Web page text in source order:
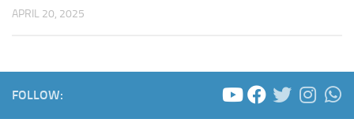
APRIL 20, 2025
FOLLOW: